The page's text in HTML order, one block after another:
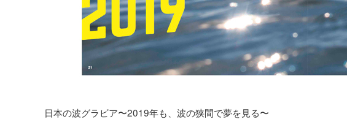
日本の波グラビア〜2019年も、波の狭間で夢を見る〜